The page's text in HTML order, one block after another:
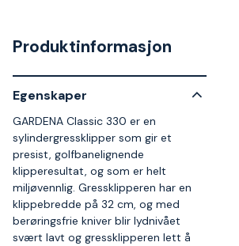
Produktinformasjon
Egenskaper
GARDENA Classic 330 er en
sylindergressklipper som gir et
presist, golfbanelignende
klipperesultat, og som er helt
miljøvennlig. Gressklipperen har en
klippebredde på 32 cm, og med
berøringsfrie kniver blir lydnivået
svært lavt og gressklipperen lett å